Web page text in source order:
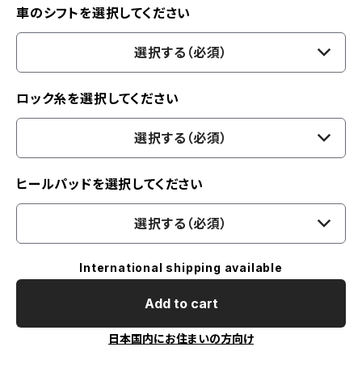
車のシフトを選択してください
選択する（必須）
ロック糸を選択してください
選択する（必須）
ヒールパッドを選択してください
選択する（必須）
International shipping available
Add to cart
日本国内にお住まいの方向け